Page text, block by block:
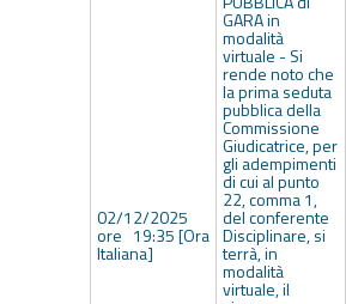
02/12/2025
ore 19:35 [Ora
Italiana]
GARA in
modalità
virtuale - Si
rende noto che
la prima seduta
pubblica della
Commissione
Giudicatrice, per
gli adempimenti
di cui al punto
22, comma 1,
del conferente
Disciplinare, si
terrà, in
modalità
virtuale, il